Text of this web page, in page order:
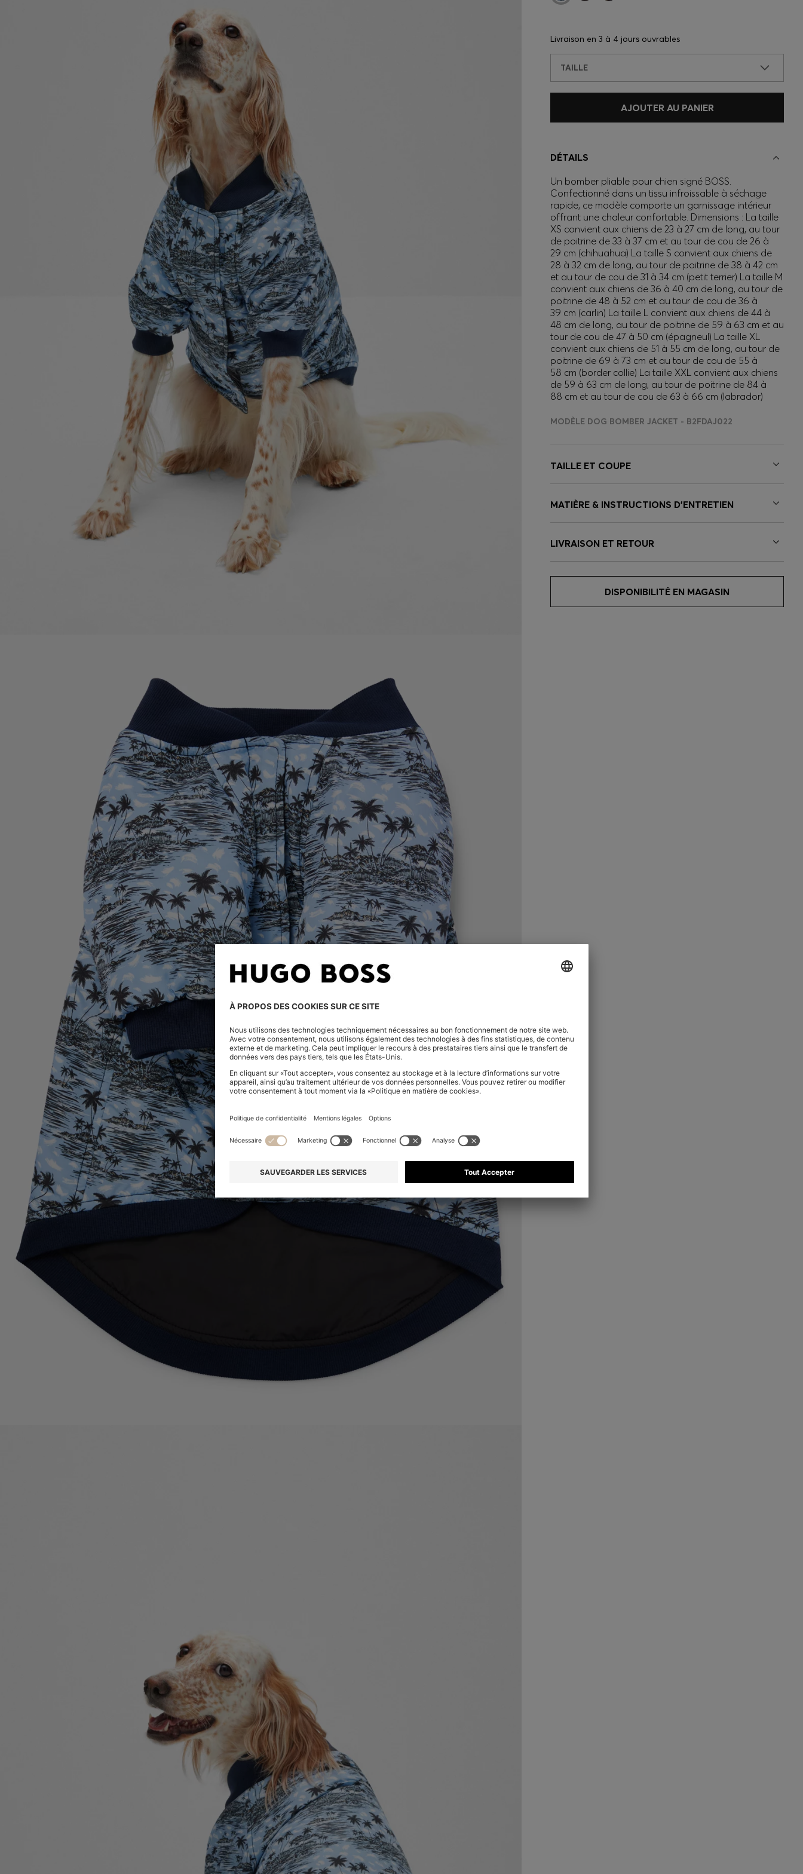
Livraison en 3 à 4 jours ouvrables
TAILLE
AJOUTER AU PANIER
DÉTAILS
Un bomber pliable pour chien signé BOSS.
Confectionné dans un tissu infroissable à séchage
rapide, ce modèle comporte un garnissage intérieur
offrant une chaleur confortable. Dimensions : La taille
XS convient aux chiens de 23 à 27 cm de long, au tour
de poitrine de 33 à 37 cm et au tour de cou de 26 à
29 cm (chihuahua) La taille S convient aux chiens de
28 à 32 cm de long, au tour de poitrine de 38 à 42 cm
et au tour de cou de 31 à 34 cm (petit terrier) La taille M
convient aux chiens de 36 à 40 cm de long, au tour de
poitrine de 48 à 52 cm et au tour de cou de 36 à
39 cm (carlin) La taille L convient aux chiens de 44 à
48 cm de long, au tour de poitrine de 59 à 63 cm et au
tour de cou de 47 à 50 cm (épagneul) La taille XL
convient aux chiens de 51 à 55 cm de long, au tour de
poitrine de 69 à 73 cm et au tour de cou de 55 à
58 cm (border collie) La taille XXL convient aux chiens
de 59 à 63 cm de long, au tour de poitrine de 84 à
88 cm et au tour de cou de 63 à 66 cm (labrador)
MODÈLE DOG BOMBER JACKET - B2FDAJ022
TAILLE ET COUPE
MATIÈRE & INSTRUCTIONS D’ENTRETIEN
LIVRAISON ET RETOUR
DISPONIBILITÉ EN MAGASIN